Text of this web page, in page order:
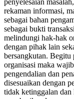
rekaman informasi,
sebagai bahan
sebagai bukti
melindungi hak-hak
dengan pihak lain
bersangkutan. Begitu
organisasi maka
pengendalian dan
disesuaikan dengan
tidak ketinggalan dan